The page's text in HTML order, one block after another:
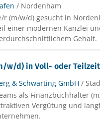
/ Nordenham
r (m/w/d) gesucht in
einer modernen Kanzlei
Gehalt.
w/d) in Voll- oder Teilzeit
& Schwarting GmbH /
als Finanzbuchhalter
Vergütung und